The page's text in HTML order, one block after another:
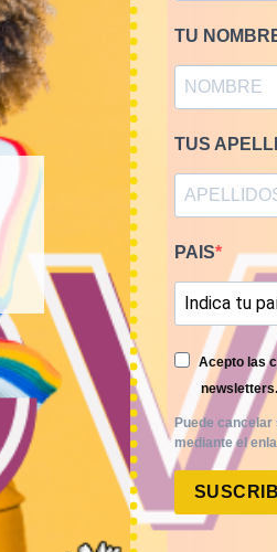
PRIMAVERA-
Mix blusas
45,00
TU
TUS
PAIS
Acepto las
newsletters.
Puede
mediante el